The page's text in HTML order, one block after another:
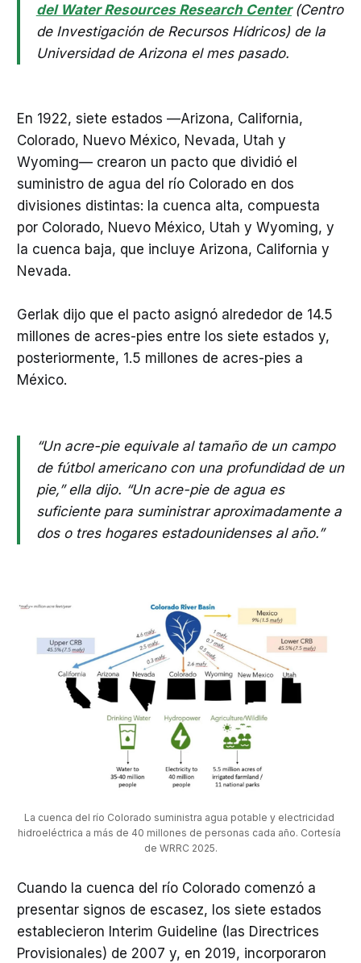
del Water Resources Research Center (Centro
de Investigación de Recursos Hídricos) de la
Universidad de Arizona el mes pasado.
En 1922, siete estados —Arizona, California,
Colorado, Nuevo México, Nevada, Utah y
Wyoming— crearon un pacto que dividió el
suministro de agua del río Colorado en dos
divisiones distintas: la cuenca alta, compuesta
por Colorado, Nuevo México, Utah y Wyoming, y
la cuenca baja, que incluye Arizona, California y
Nevada.
Gerlak dijo que el pacto asignó alrededor de 14.5
millones de acres-pies entre los siete estados y,
posteriormente, 1.5 millones de acres-pies a
México.
“Un acre-pie equivale al tamaño de un campo
de fútbol americano con una profundidad de un
pie,” ella dijo. “Un acre-pie de agua es
suficiente para suministrar aproximadamente a
dos o tres hogares estadounidenses al año.”
La cuenca del río Colorado suministra agua potable y electricidad
hidroeléctrica a más de 40 millones de personas cada año. Cortesía
de WRRC 2025.
Cuando la cuenca del río Colorado comenzó a
presentar signos de escasez, los siete estados
establecieron Interim Guideline (las Directrices
Provisionales) de 2007 y, en 2019, incorporaron